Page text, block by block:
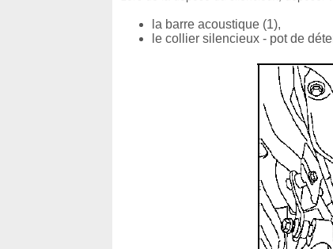
la barre acoustique (1),
le collier silencieux - pot de